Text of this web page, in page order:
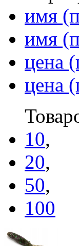
имя
имя
цена
цена
10,
20,
50,
100